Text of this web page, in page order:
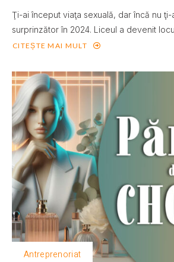
Ţi-ai început viaţa sexuală, dar încă nu ţi-
surprinzător în 2024. Liceul a devenit
CITEȘTE MAI MULT
Antreprenoriat